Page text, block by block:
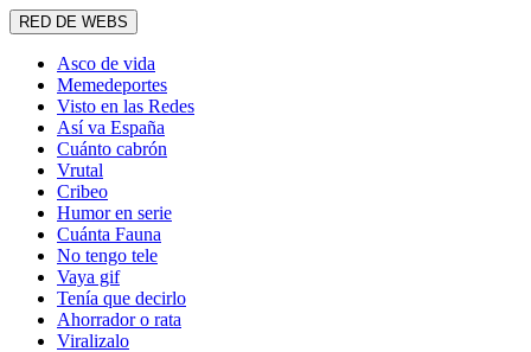
RED DE WEBS
Asco de vida
Memedeportes
Visto en las Redes
Así va España
Cuánto cabrón
Vrutal
Cribeo
Humor en serie
Cuánta Fauna
No tengo tele
Vaya gif
Tenía que decirlo
Ahorrador o rata
Viralizalo